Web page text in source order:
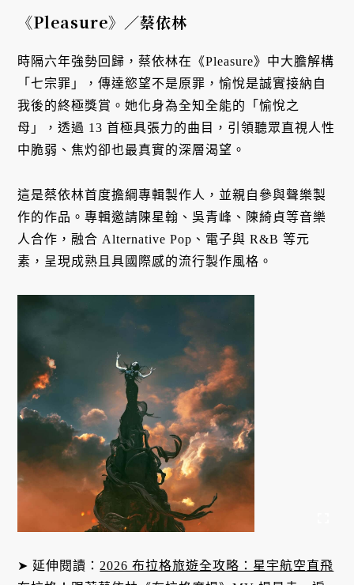
《Pleasure》 ／蔡依林
時隔六年強勢回歸，蔡依林在《Pleasure》中大膽解構
「七宗罪」，傳達慾望不是原罪，愉悅是誠實接納自
我後的終極獎賞。她化身為全知全能的「愉悅之
母」，透過 13 首極具張力的曲目，引領聽眾直視人性
中脆弱、焦灼卻也最真實的深層渴望。
這是蔡依林首度擔綱專輯製作人，並親自參與聲樂製
作的作品。專輯邀請陳星翰、吳青峰、陳綺貞等音樂
人合作，融合 Alternative Pop、電子與 R&B 等元
素，呈現成熟且具國際感的流行製作風格。
➤ 延伸閱讀： 2026 布拉格旅遊全攻略：星宇航空直飛